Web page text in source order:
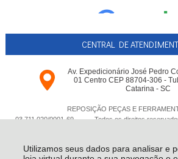
Utilizamos seus dados para analisar e
CENTRAL DE
Av. Expedicionário José Pedro
01 Centro CEP 88704-306 -
Catarina - SC
REPOSIÇÃO PEÇAS E
03.711.020/0001-­69 - Todos os direitos